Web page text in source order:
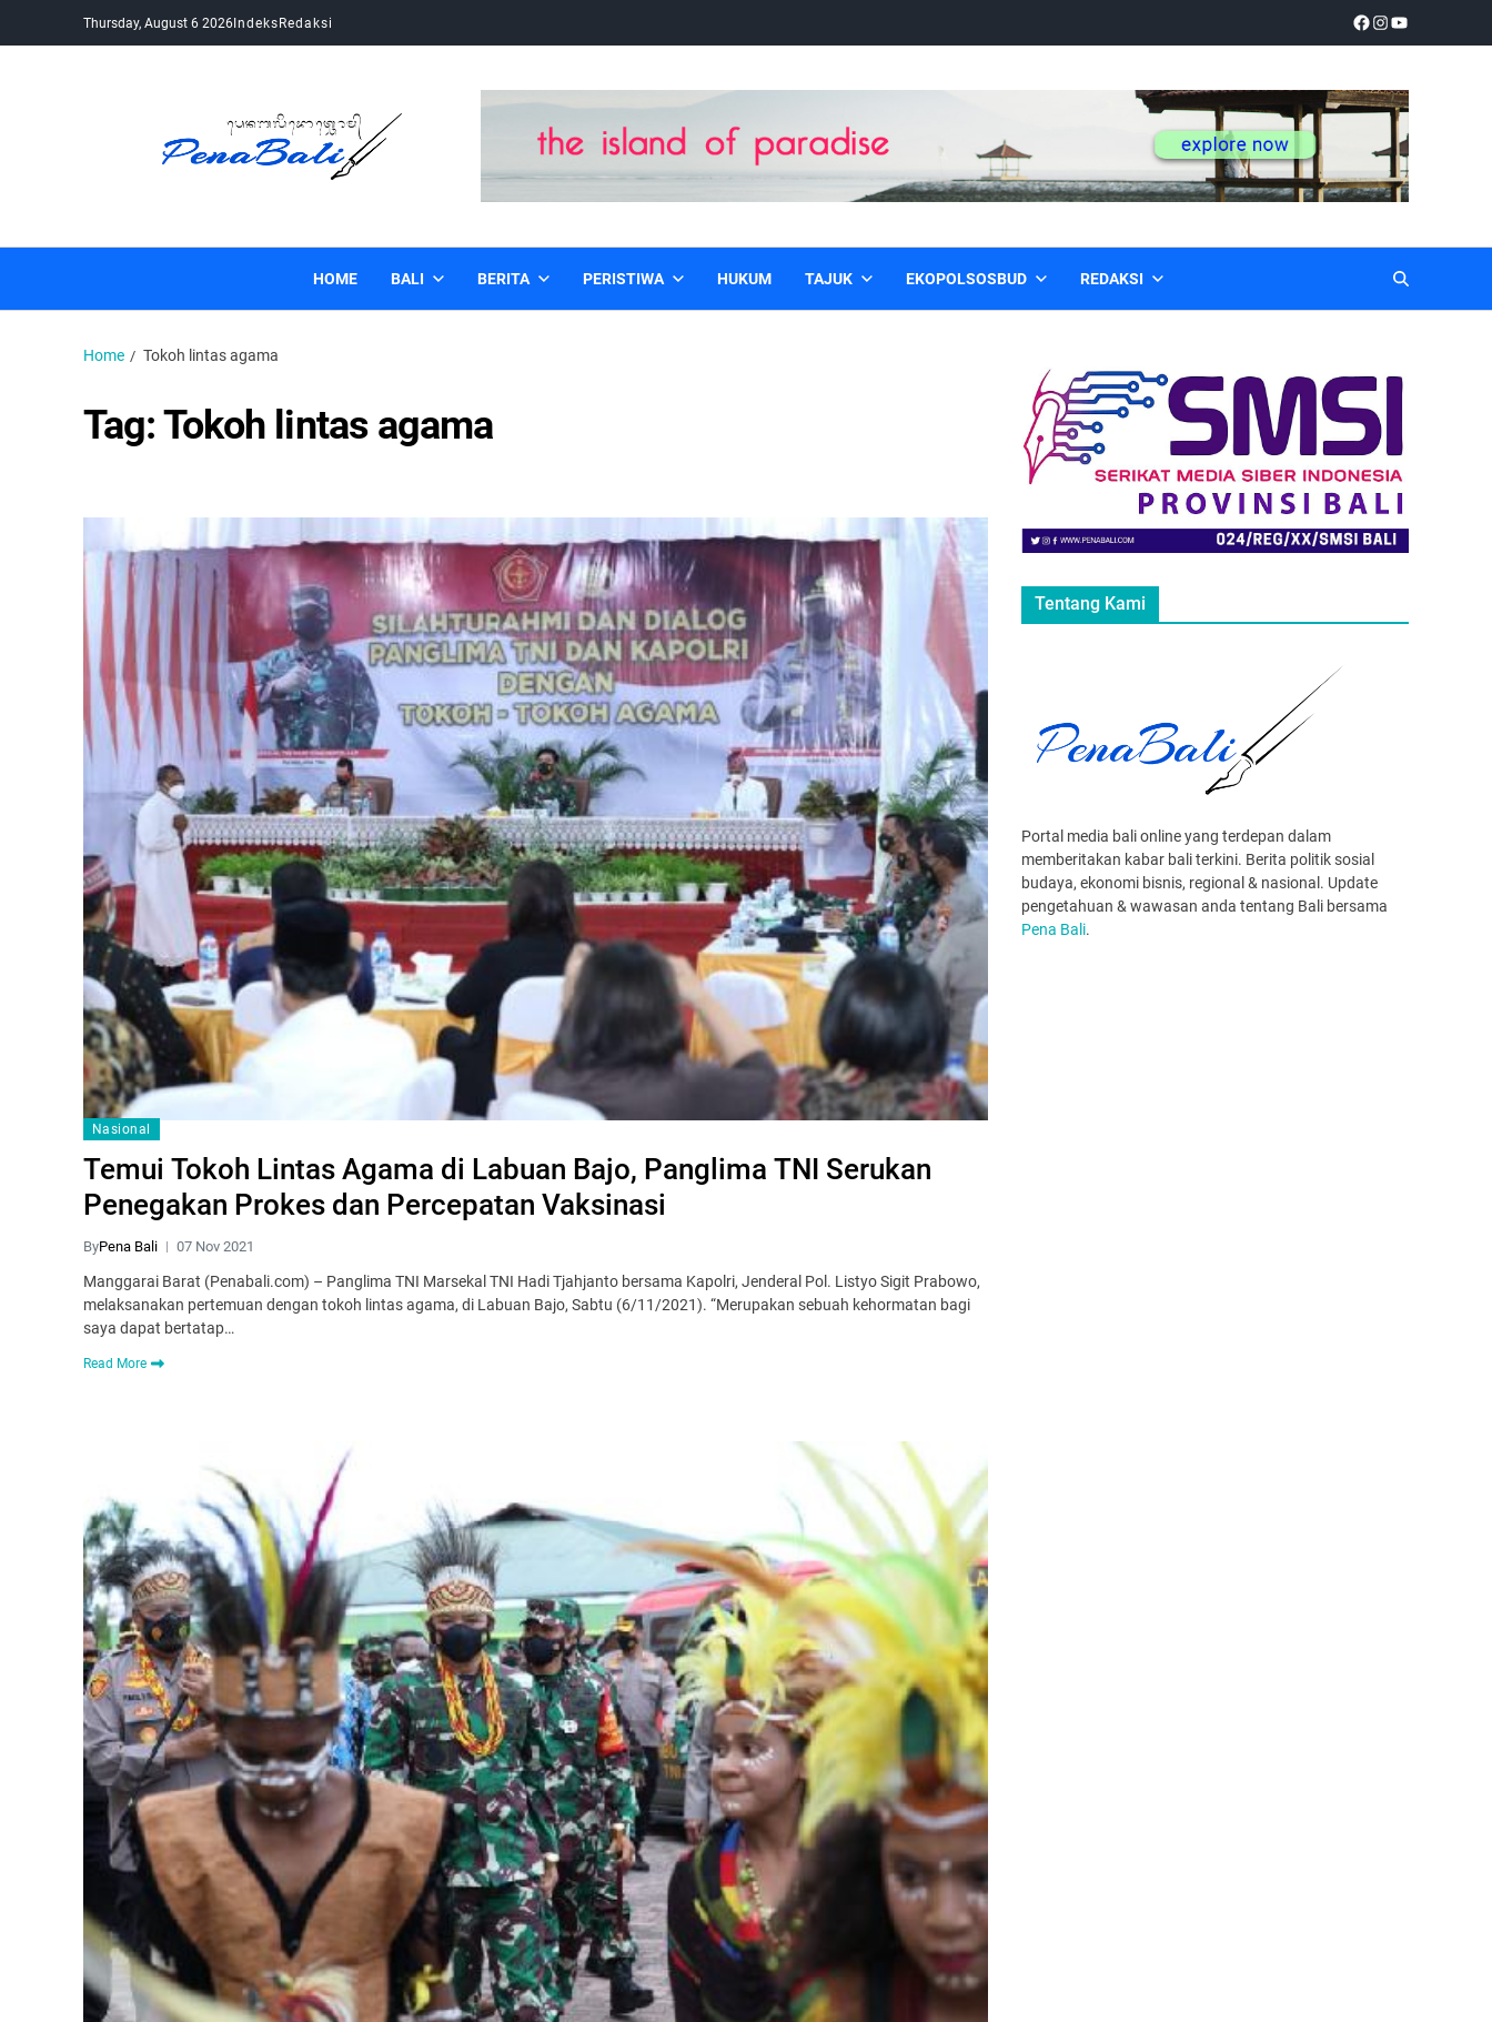
Thursday, August 6 2026IndeksRedaksi
HOME BALI BERITA PERISTIWA HUKUM TAJUK EKOPOLSOSBUD REDAKSI
Home Tokoh lintas agama
Tag:Tokoh lintas agama
Nasional
Temui Tokoh Lintas Agama di Labuan Bajo, Panglima TNI Serukan
Penegakan Prokes dan Percepatan Vaksinasi
ByPena Bali 07 Nov 2021
Manggarai Barat (Penabali.com) – Panglima TNI Marsekal TNI Hadi Tjahjanto bersama Kapolri, Jenderal Pol. Listyo Sigit Prabowo,
melaksanakan pertemuan dengan tokoh lintas agama, di Labuan Bajo, Sabtu (6/11/2021). “Merupakan sebuah kehormatan bagi
saya dapat bertatap…
Read More
Tentang Kami
Portal media bali online yang terdepan dalam
memberitakan kabar bali terkini. Berita politik sosial
budaya, ekonomi bisnis, regional & nasional. Update
pengetahuan & wawasan anda tentang Bali bersama
Pena Bali.